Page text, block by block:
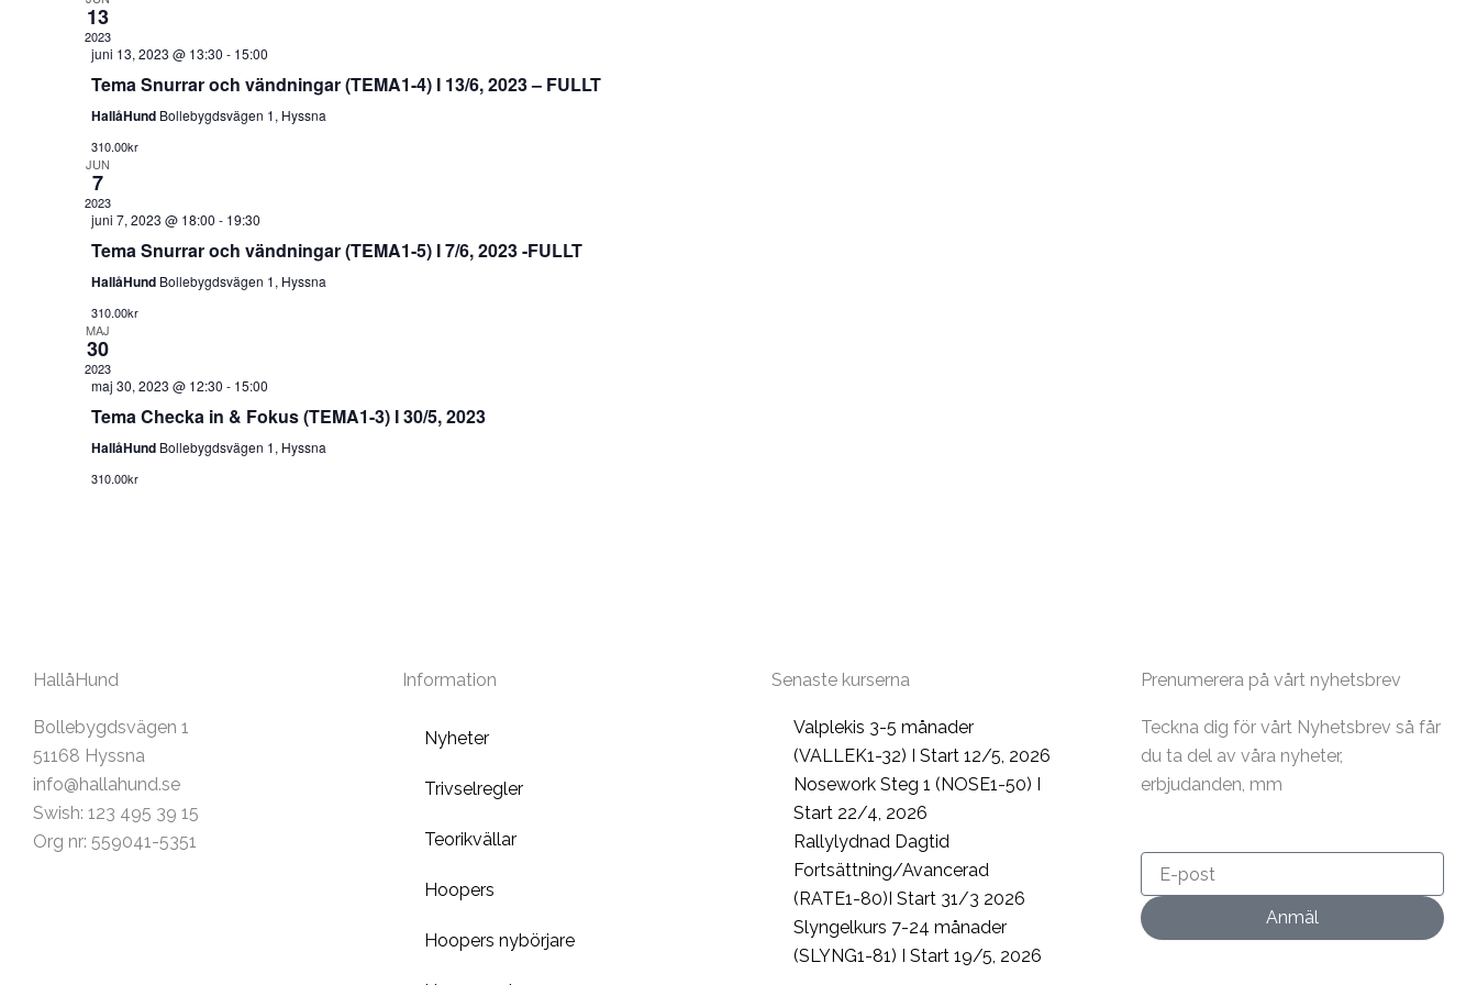
13
2023
juni 13, 2023 @ 13:30 - 15:00
Tema Snurrar och vändningar (TEMA1-4) I 13/6, 2023 – FULLT
HallåHund Bollebygdsvägen 1, Hyssna
310.00kr
JUN
7
2023
juni 7, 2023 @ 18:00 - 19:30
Tema Snurrar och vändningar (TEMA1-5) I 7/6, 2023 -FULLT
HallåHund Bollebygdsvägen 1, Hyssna
310.00kr
MAJ
30
2023
maj 30, 2023 @ 12:30 - 15:00
Tema Checka in & Fokus (TEMA1-3) I 30/5, 2023
HallåHund Bollebygdsvägen 1, Hyssna
310.00kr
HallåHund
Bollebygdsvägen 1
51168 Hyssna
info@hallahund.se
Swish: 123 495 39 15
Org nr: 559041-5351
Information
Nyheter
Trivselregler
Teorikvällar
Hoopers
Hoopers nybörjare
Senaste kurserna
Valplekis 3-5 månader
(VALLEK1-32) I Start 12/5, 2026
Nosework Steg 1 (NOSE1-50) I
Start 22/4, 2026
Rallylydnad Dagtid
Fortsättning/Avancerad
(RATE1-80)I Start 31/3 2026
Slyngelkurs 7-24 månader
(SLYNG1-81) I Start 19/5, 2026
Prenumerera på vårt nyhetsbrev
Teckna dig för vårt Nyhetsbrev så får
du ta del av våra nyheter,
erbjudanden, mm
Anmäl